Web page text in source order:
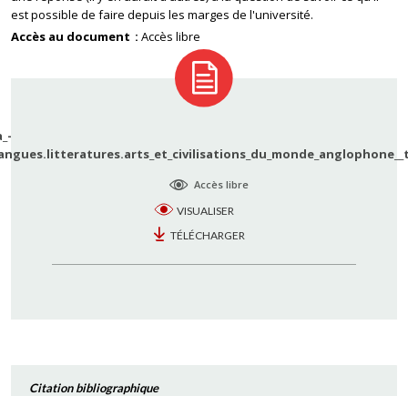
est possible de faire depuis les marges de l'université.
Accès au document
Accès libre
Accès libre
VISUALISER
TÉLÉCHARGER
Citation bibliographique